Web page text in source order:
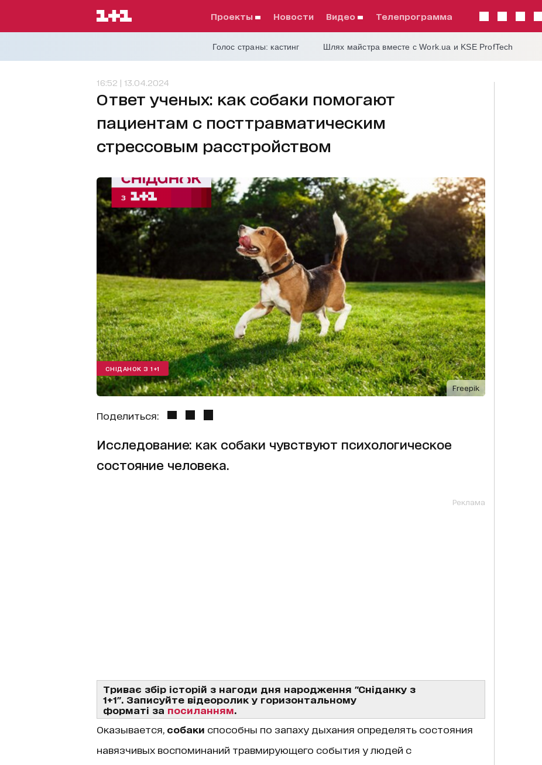
проекты Новости видео телепрограмма
Голос страны: кастинг Шлях майстра вместе с Work.ua и KSE ProfTech
16:52 | 13.04.2024
Ответ ученых: как собаки помогают
пациентам с посттравматическим
стрессовым расстройством
Freepik
СНІДАНОК З 1+1
Поделиться:
Исследование: как собаки чувствуют психологическое
состояние человека.
Реклама
Триває збір історій з нагоди дня народження "Сніданку з
1+1". Записуйте відеоролик у горизонтальному
форматі за посиланням.
Оказывается, собаки способны по запаху дыхания определять состояния
навязчивых воспоминаний травмирующего события у людей с